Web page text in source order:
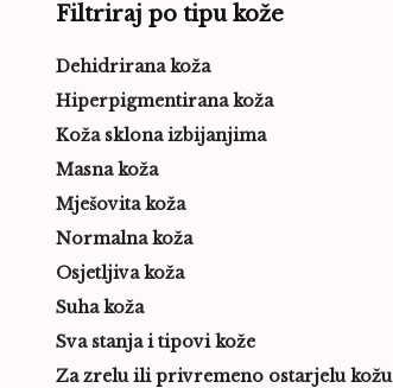
Filtriraj po tipu kože
Dehidrirana koža
Hiperpigmentirana koža
Koža sklona izbijanjima
Masna koža
Mješovita koža
Normalna koža
Osjetljiva koža
Suha koža
Sva stanja i tipovi kože
Za zrelu ili privremeno ostarjelu kožu